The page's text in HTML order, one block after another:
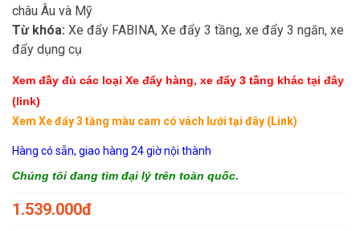
châu Âu và Mỹ
Từ khóa: Xe đẩy FABINA, Xe đẩy 3 tầng, xe đẩy 3 ngăn, xe
đẩy dụng cụ
Xem đầy đủ các loại Xe đẩy hàng, xe đẩy 3 tầng khác tại đây
(link)
Xem Xe đẩy 3 tầng màu cam có vách lưới tại đây (Link)
Hàng có sẵn, giao hàng 24 giờ nội thành
Chúng tôi đang tìm đại lý trên toàn quốc.
1.539.000đ